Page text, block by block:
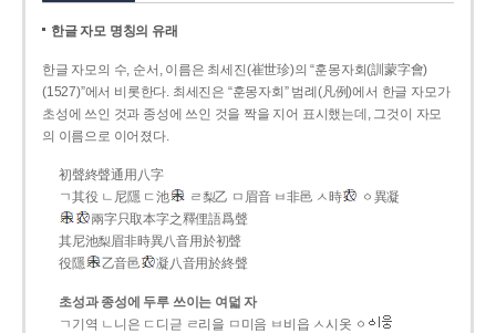
한글 자모 명칭의 유래
한글 자모의 수, 순서, 이름은 최세진(崔世珍)의 “훈몽자회(訓蒙字會)
(1527)”에서 비롯한다. 최세진은 “훈몽자회” 범례(凡例)에서 한글 자모가
초성에 쓰인 것과 종성에 쓰인 것을 짝을 지어 표시했는데, 그것이 자모
의 이름으로 이어졌다.
初聲終聲通用八字
ㄱ其役 ㄴ尼隱 ㄷ池
ㄹ梨乙 ㅁ眉音 ㅂ非邑 ㅅ時
ㆁ異凝
兩字只取本字之釋俚語爲聲
其尼池梨眉非時異八音用於初聲
役隱
乙音邑 凝八音用於終聲
초성과 종성에 두루 쓰이는 여덟 자
ㄱ기역 ㄴ니은 ㄷ디귿 ㄹ리을 ㅁ미음 ㅂ비읍 ㅅ시옷 ㆁ